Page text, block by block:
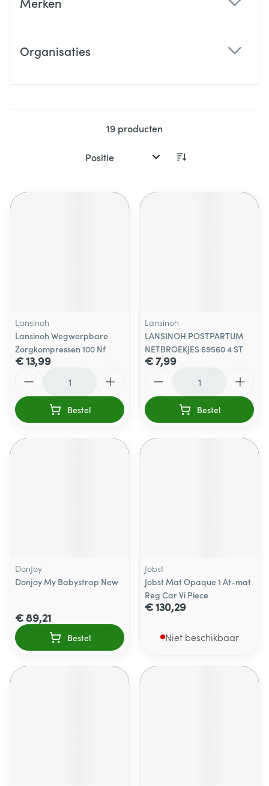
Organisaties
19 producten
Sorteer op:
Lansinoh
Lansinoh Wegwerpbare
Zorgkompressen 100 Nf
€ 13,99
Bestel
Lansinoh
LANSINOH POSTPARTUM
NETBROEKJES 69560 4 ST
€ 7,99
Bestel
DonJoy
Donjoy My Babystrap New
€ 89,21
Bestel
Jobst
Jobst Mat Opaque 1 At-mat
Reg Car Vi Piece
€ 130,29
Niet beschikbaar